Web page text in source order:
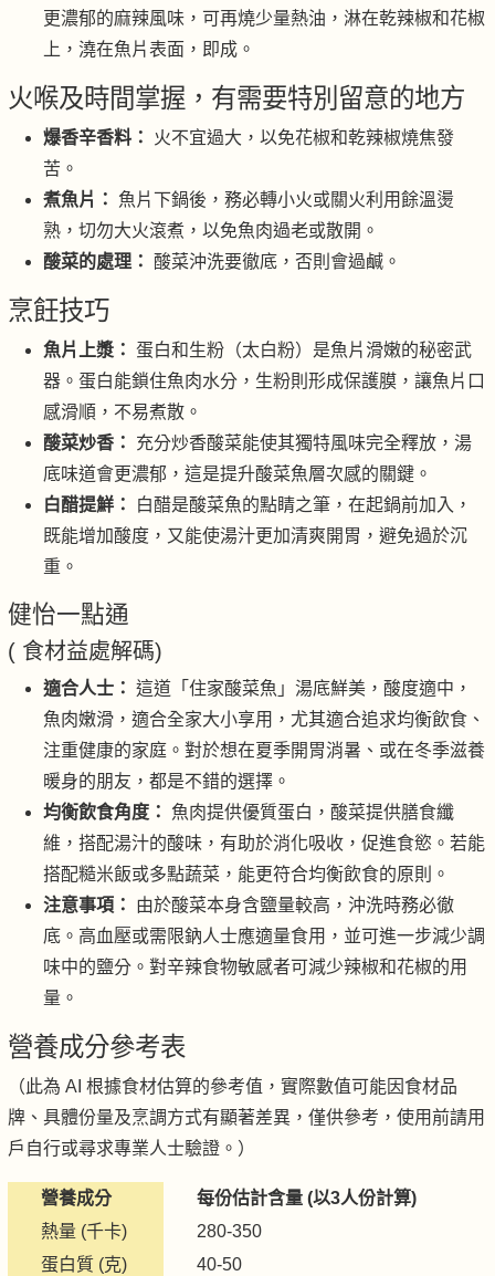
更濃郁的麻辣風味，可再燒少量熱油，淋在乾辣椒和花椒
上，澆在魚片表面，即成。
火喉及時間掌握，有需要特別留意的地方
爆香辛香料：
火不宜過大，以免花椒和乾辣椒燒焦發
苦。
煮魚片：
魚片下鍋後，務必轉小火或關火利用餘溫燙
熟，切勿大火滾煮，以免魚肉過老或散開。
酸菜的處理：
酸菜沖洗要徹底，否則會過鹹。
烹飪技巧
魚片上漿： 蛋白和生粉（太白粉）是魚片滑嫩的秘密武
器。蛋白能鎖住魚肉水分，生粉則形成保護膜，讓魚片口
感滑順，不易煮散。
酸菜炒香：
充分炒香酸菜能使其獨特風味完全釋放，湯
底味道會更濃郁，這是提升酸菜魚層次感的關鍵。
白醋提鮮：
白醋是酸菜魚的點睛之筆，在起鍋前加入，
既能增加酸度，又能使湯汁更加清爽開胃，避免過於沉
重。
健怡一點通
( 食材益處解碼)
適合人士： 這道「住家酸菜魚」湯底鮮美，酸度適中，
魚肉嫩滑，適合全家大小享用，尤其適合追求均衡飲食、
注重健康的家庭。對於想在夏季開胃消暑、或在冬季滋養
暖身的朋友，都是不錯的選擇。
均衡飲食角度：
魚肉提供優質蛋白，酸菜提供膳食纖
維，搭配湯汁的酸味，有助於消化吸收，促進食慾。若能
搭配糙米飯或多點蔬菜，能更符合均衡飲食的原則。
注意事項：
由於酸菜本身含鹽量較高，沖洗時務必徹
底。高血壓或需限鈉人士應適量食用，並可進一步減少調
味中的鹽分。對辛辣食物敏感者可減少辣椒和花椒的用
量。
營養成分參考表
（此為 AI 根據食材估算的參考值，實際數值可能因食材品
牌、具體份量及烹調方式有顯著差異，僅供參考，使用前請用
戶自行或尋求專業人士驗證。）
營養成分
每份估計含量 (以3人份計算)
熱量 (千卡)
280-350
蛋白質 (克)
40-50